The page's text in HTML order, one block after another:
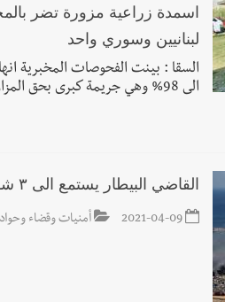
اسمدة زراعية مزورة تضر
لبنانيين وسوري واحد
السقا : بينت الفحوصات المخبرية
الى 98% وهي جريمة كبرى بحق المزارعين
القاضي البيطار يستمع الى ٣ شهود من موظفي المرفأ
2021-04-09 أمنيات وقضاء